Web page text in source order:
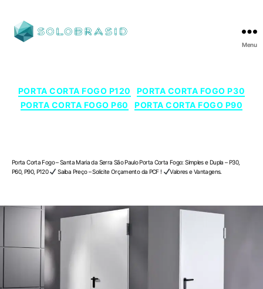
Menu
PORTA CORTA FOGO P120
PORTA CORTA FOGO P30
PORTA CORTA FOGO P60
PORTA CORTA FOGO P90
Porta Corta Fogo – Santa Maria da Serra São Paulo Porta Corta Fogo: Simples e Dupla – P30,
P60, P90, P120
Saiba Preço – Solicite Orçamento da PCF ! Valores e Vantagens.